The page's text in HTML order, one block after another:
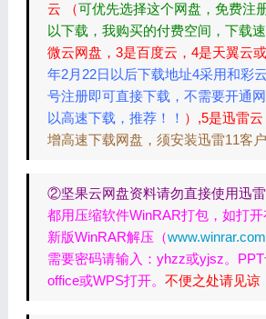
云 （可优先选择这个网盘，免费注
以下载，我购买的付费空间，下载
微云网盘，3是百度云，4是天翼云
年2月22日以后下载地址4采用和彩
号注册即可直接下载，不需要开通
以高速下载，推荐！！ ）,5是迅雷云
增高速下载网盘，须安装迅雷11客
②坚果云网盘资料请勿直接使用迅雷
都用压缩软件WinRAR打包，如打
新版WinRAR解压（
需要密码请输入：yhzz或yjsz。
office或WPS打开。 不便之处请见谅